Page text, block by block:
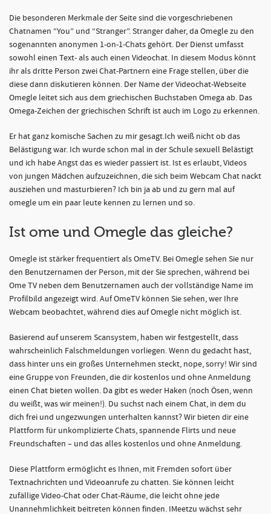
Die besonderen Merkmale der Seite sind die vorgeschriebenen
Chatnamen “You” und “Stranger”. Stranger daher, da Omegle zu den
sogenannten anonymen 1-on-1-Chats gehört. Der Dienst umfasst
sowohl einen Text- als auch einen Videochat. In diesem Modus könnt
ihr als dritte Person zwei Chat-Partnern eine Frage stellen, über die
diese dann diskutieren können. Der Name der Videochat-Webseite
Omegle leitet sich aus dem griechischen Buchstaben Omega ab. Das
Omega-Zeichen der griechischen Schrift ist auch im Logo zu erkennen.
Er hat ganz komische Sachen zu mir gesagt.Ich weiß nicht ob das
Belästigung war. Ich wurde schon mal in der Schule sexuell Belästigt
und ich habe Angst das es wieder passiert ist. Ist es erlaubt, Videos
von jungen Mädchen aufzuzeichnen, die sich beim Webcam Chat nackt
ausziehen und masturbieren? Ich bin ja ab und zu gern mal auf
omegle um ein paar leute kennen zu lernen und so.
Ist ome und Omegle das gleiche?
Omegle ist stärker frequentiert als OmeTV. Bei Omegle sehen Sie nur
den Benutzernamen der Person, mit der Sie sprechen, während bei
Ome TV neben dem Benutzernamen auch der vollständige Name im
Profilbild angezeigt wird. Auf OmeTV können Sie sehen, wer Ihre
Webcam beobachtet, während dies auf Omegle nicht möglich ist.
Basierend auf unserem Scansystem, haben wir festgestellt, dass
wahrscheinlich Falschmeldungen vorliegen. Wenn du gedacht hast,
dass hinter uns ein großes Unternehmen steckt, nope, sorry! Wir sind
eine Gruppe von Freunden, die dir kostenlos und ohne Anmeldung
einen Chat bieten wollen. Da gibt es weder Haken (noch Ösen, wenn
du weißt, was wir meinen!). Du suchst nach einem Chat, in dem du
dich frei und ungezwungen unterhalten kannst? Wir bieten dir eine
Plattform für unkomplizierte Chats, spannende Flirts und neue
Freundschaften – und das alles kostenlos und ohne Anmeldung.
Diese Plattform ermöglicht es Ihnen, mit Fremden sofort über
Textnachrichten und Videoanrufe zu chatten. Sie können leicht
zufällige Video-Chat oder Chat-Räume, die leicht ohne jede
Unannehmlichkeit beitreten können finden. IMeetzu wächst sehr